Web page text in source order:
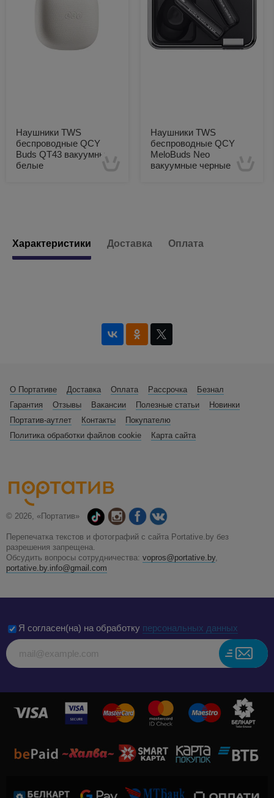
Наушники TWS
беспроводные QCY
Buds QT43 вакуумные
белые
Наушники TWS
беспроводные QCY
MeloBuds Neo
вакуумные черные
Характеристики Доставка Оплата
О Портативе Доставка Оплата Рассрочка
Безнал
Гарантия
Отзывы Вакансии Полезные статьи
Новинки
Портатив-аутлет
Контакты
Покупателю
Политика обработки файлов cookie
Карта сайта
© 2026, «Портатив»
Перепечатка текстов и фотографий с сайта Portative.by без
разрешения запрещена.
Обсудить вопросы сотрудничества: vopros@portative.by,
portative.by.info@gmail.com
Я согласен(на) на обработку персональных данных